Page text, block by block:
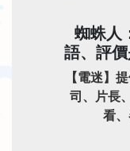
蜘蛛人
語、評
【電迷】
司、片長
看